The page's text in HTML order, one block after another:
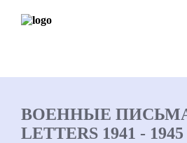
ВОЕННЫЕ ПИСЬМА
LETTERS 1941 - 1945